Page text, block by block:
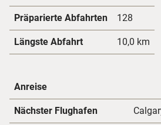
Präparierte Abfahrten 128
Längste Abfahrt 10,0 km
Anreise
Nächster Flughafen